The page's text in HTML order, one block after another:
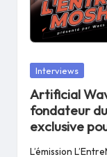
Posted
Interviews
Artificial
fondateur
exclusive
L’émission